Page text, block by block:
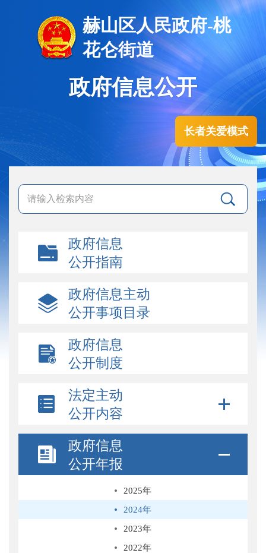
赫山区人民政府-桃
花仑街道
政府信息公开
长者关爱模式
政府信息
公开指南
政府信息主动
公开事项目录
政府信息
公开制度
法定主动
公开内容
政府信息
公开年报
2025年
2024年
2023年
2022年